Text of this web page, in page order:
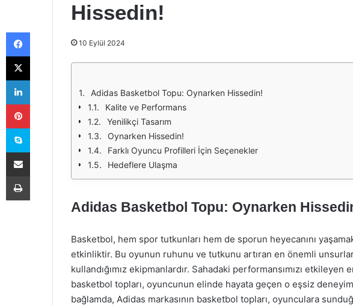
Hissedin!
10 Eylül 2024
Adidas Basketbol Topu: Oynarken Hissedin!
Kalite ve Performans
Yenilikçi Tasarım
Oynarken Hissedin!
Farklı Oyuncu Profilleri İçin Seçenekler
Hedeflere Ulaşma
Adidas Basketbol Topu: Oynarken
Basketbol, hem spor tutkunları hem de sporun heyecanını
etkinliktir. Bu oyunun ruhunu ve tutkunu artıran en önemli
kullandığımız ekipmanlardır. Sahadaki performansımızı
basketbol topları, oyuncunun elinde hayata geçen o eşsiz
bağlamda, Adidas markasının basketbol topları, oyunculara
Facebook
X
LinkedIn
Pinterest
Skype
E-Posta ile paylaş